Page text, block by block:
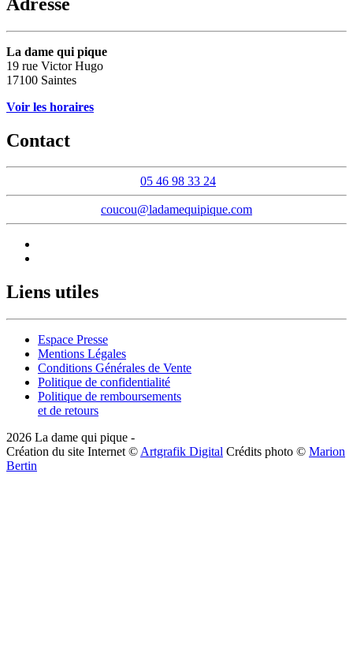
La dame qui pique
19 rue Victor Hugo
17100 Saintes
Voir les horaires
Contact
05 46 98 33 24
coucou@ladamequipique.com
Liens utiles
Espace Presse
Mentions Légales
Conditions Générales de Vente
Politique de confidentialité
Politique de remboursements
et de retours
2026 La dame qui pique -
Création du site Internet © Artgrafik Digital Crédits photo © Marion
Bertin